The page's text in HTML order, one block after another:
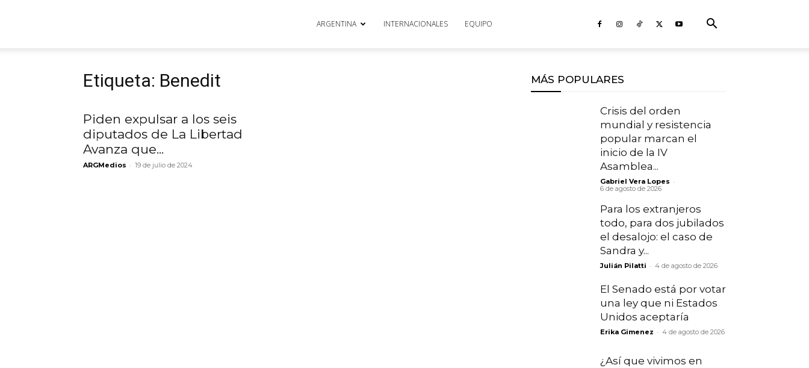
ARGENTINA INTERNACIONALES EQUIPO
Etiqueta: Benedit
Piden expulsar a los seis
diputados de La Libertad
Avanza que...
ARGMedios - 19 de julio de 2024
MÁS POPULARES
Crisis del orden
mundial y resistencia
popular marcan el
inicio de la IV
Asamblea...
Gabriel Vera Lopes -
6 de agosto de 2026
Para los extranjeros
todo, para dos jubilados
el desalojo: el caso de
Sandra y...
Julián Pilatti - 4 de agosto de 2026
El Senado está por votar
una ley que ni Estados
Unidos aceptaría
Erika Gimenez - 4 de agosto de 2026
¿Así que vivimos en